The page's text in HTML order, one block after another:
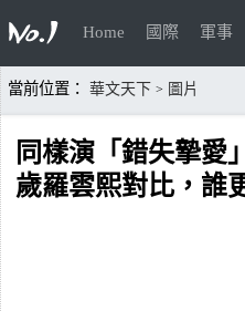
Home 國際 軍事
當前位置： 華文天下 > 圖片
同樣演「錯失摯愛
歲羅雲熙對比，誰